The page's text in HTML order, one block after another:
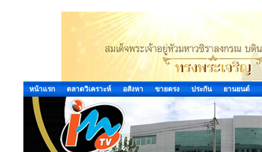
หน้าแรก ตลาดวิเคราะห์ อสังหา ขายตรง ประกัน ยานยนต์